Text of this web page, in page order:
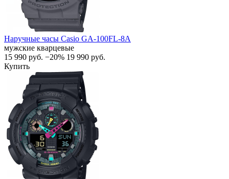
Наручные часы Casio GA-100FL-8A
мужские кварцевые
15 990 руб. −20% 19 990 руб.
Купить